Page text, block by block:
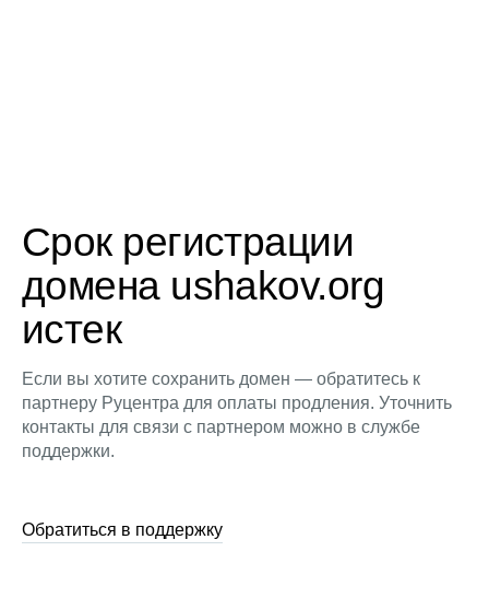
Срок регистрации
домена ushakov.org
истек
Если вы хотите сохранить домен — обратитесь к
партнеру Руцентра для оплаты продления. Уточнить
контакты для связи с партнером можно в службе
поддержки.
Обратиться в поддержку